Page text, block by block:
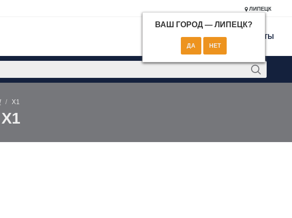
ЛИПЕЦК
ВАШ ГОРОД — ЛИПЕЦК?
КОНТАКТЫ
X1